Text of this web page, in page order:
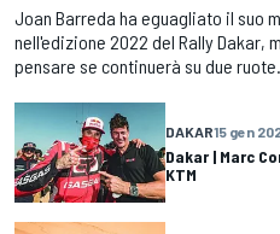
Joan Barreda ha eguagliato il suo
nell'edizione 2022 del Rally Dakar,
pensare se continuerà su due ruote.
DAKAR15 gen
Dakar | Marc
KTM